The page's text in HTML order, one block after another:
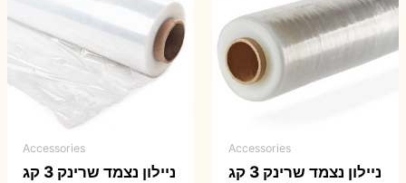
Accessories
ניילון נצמד שרינק 3 קג
Accessories
ניילון נצמד שרינק 3 קג